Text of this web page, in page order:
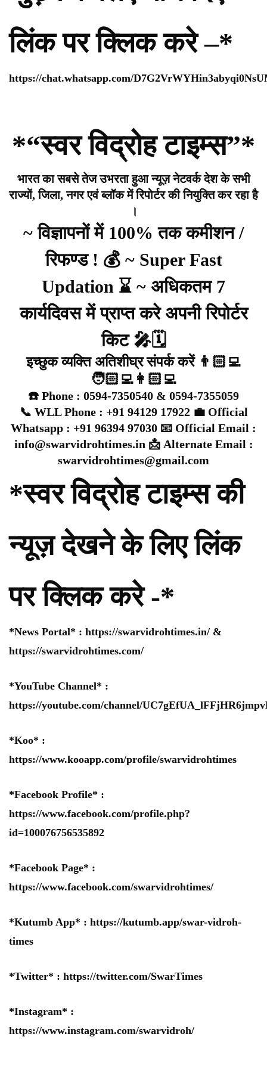
लिंक पर क्लिक करे –*
https://chat.whatsapp.com/
*“स्वर विद्रोह टाइम्स”*
भारत का सबसे तेज उभरता हुआ न्यूज़ नेटवर्क देश के सभी
राज्यों, जिला, नगर एवं ब्लॉक में रिपोर्टर की नियुक्ति कर रहा है
।
~ विज्ञापनों में 100% तक कमीशन /
रिफण्ड ! 💰 ~ Super Fast
Updation ⌛ ~ अधिकतम 7
कार्यदिवस में प्राप्त करे अपनी रिपोर्टर
किट 🎤🗓️
इच्छुक व्यक्ति अतिशीघ्र संपर्क करें 👨🏻‍💻
🧑🏻‍💻👩🏻‍💻
☎️ Phone : 0594-7350540 & 0594-7355059
📞 WLL Phone : +91 94129 17922 💼 Official
Whatsapp : +91 96394 97030 📧 Official Email :
info@swarvidrohtimes.in 📩 Alternate Email :
swarvidrohtimes@gmail.com
*स्वर विद्रोह टाइम्स की
न्यूज़ देखने के लिए लिंक
पर क्लिक करे -*
*News Portal* : https://swarvidrohtimes.in/ &
https://swarvidrohtimes.com/
*YouTube Channel* :
https://youtube.com/channel/
*Koo* :
https://www.kooapp.com/profile/swarvidrohtimes
*Facebook Profile* :
https://www.facebook.com/profile.php?
id=100076756535892
*Facebook Page* :
https://www.facebook.com/swarvidrohtimes/
*Kutumb App* : https://kutumb.app/swar-vidroh-
times
*Twitter* : https://twitter.com/SwarTimes
*Instagram* :
https://www.instagram.com/swarvidroh/